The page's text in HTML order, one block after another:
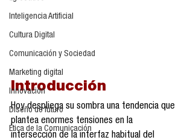
Inteligencia Artificial
Cultura Digital
Comunicación y Sociedad
Marketing digital
Innovación
Diseño de futuro
Ética de la Comunicación
Introducción
Hoy despliega su sombra una tendencia que
plantea enormes tensiones en la
intersección de la interfaz habitual del